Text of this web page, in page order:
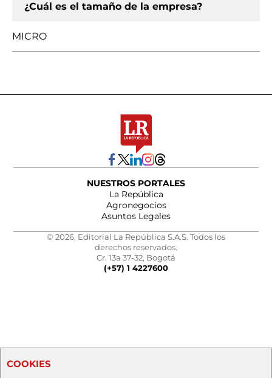
¿Cuál es el tamaño de la empresa?
MICRO
NUESTROS PORTALES
La República
Agronegocios
Asuntos Legales
© 2026, Editorial La República S.A.S. Todos los
derechos reservados.
Cr. 13a 37-32, Bogotá
(+57) 1 4227600
COOKIES